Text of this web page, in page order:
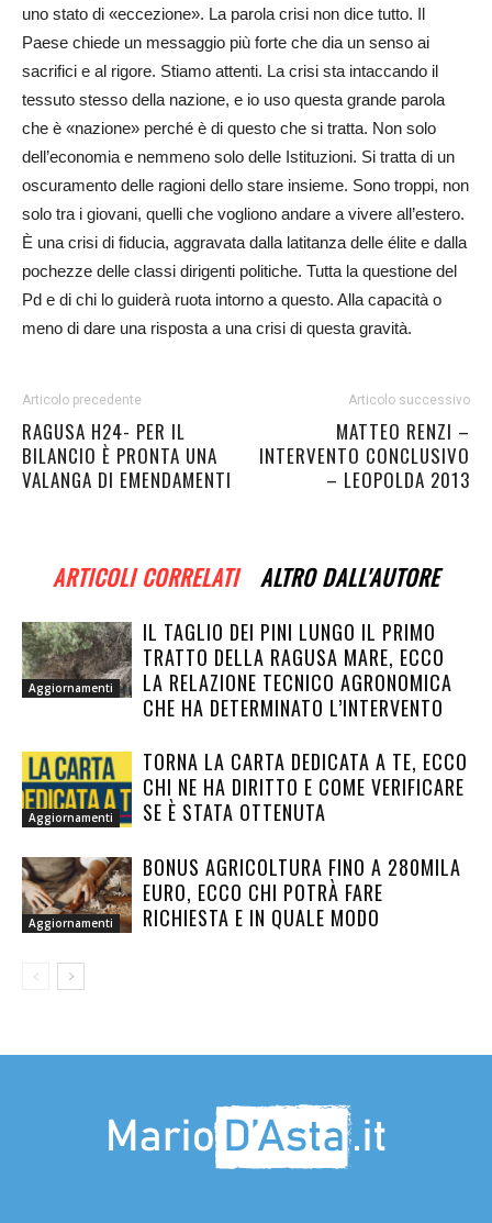
uno stato di «eccezione». La parola crisi non dice tutto. Il
Paese chiede un messaggio più forte che dia un senso ai
sacrifici e al rigore. Stiamo attenti. La crisi sta intaccando il
tessuto stesso della nazione, e io uso questa grande parola
che è «nazione» perché è di questo che si tratta. Non solo
dell’economia e nemmeno solo delle Istituzioni. Si tratta di un
oscuramento delle ragioni dello stare insieme. Sono troppi, non
solo tra i giovani, quelli che vogliono andare a vivere all’estero.
È una crisi di fiducia, aggravata dalla latitanza delle élite e dalla
pochezze delle classi dirigenti politiche. Tutta la questione del
Pd e di chi lo guiderà ruota intorno a questo. Alla capacità o
meno di dare una risposta a una crisi di questa gravità.
Articolo precedente
RAGUSA H24- PER IL
BILANCIO È PRONTA UNA
VALANGA DI EMENDAMENTI
Articolo successivo
MATTEO RENZI –
INTERVENTO CONCLUSIVO
– LEOPOLDA 2013
ARTICOLI CORRELATI ALTRO DALL'AUTORE
Aggiornamenti
IL TAGLIO DEI PINI LUNGO IL PRIMO
TRATTO DELLA RAGUSA MARE, ECCO
LA RELAZIONE TECNICO AGRONOMICA
CHE HA DETERMINATO L’INTERVENTO
Aggiornamenti
TORNA LA CARTA DEDICATA A TE, ECCO
CHI NE HA DIRITTO E COME VERIFICARE
SE È STATA OTTENUTA
Aggiornamenti
BONUS AGRICOLTURA FINO A 280MILA
EURO, ECCO CHI POTRÀ FARE
RICHIESTA E IN QUALE MODO